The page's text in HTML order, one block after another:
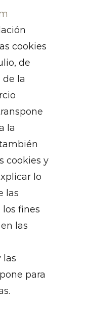
cookies
de
de la
la
cookies y
lo
las
fines
las
las
para